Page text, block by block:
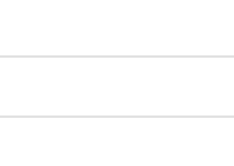
je gemakkelijk